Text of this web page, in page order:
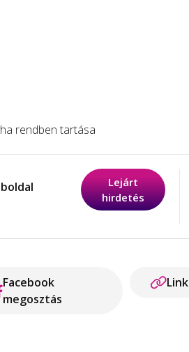
rendben tartása
Lejárt
hirdetés
Facebook
megosztás